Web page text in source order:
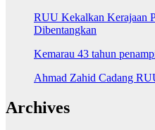
RUU Kekalkan Kerajaan
Dibentangkan
Kemarau 43 tahun
Ahmad Zahid Cadang
Archives